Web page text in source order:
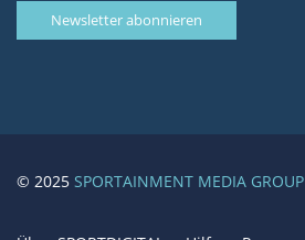
© 2025 SPORTAINMENT MEDIA GROUP